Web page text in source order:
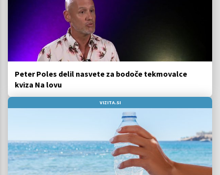
Peter Poles delil nasvete za bodoče tekmovalce
kviza Na lovu
VIZITA.SI